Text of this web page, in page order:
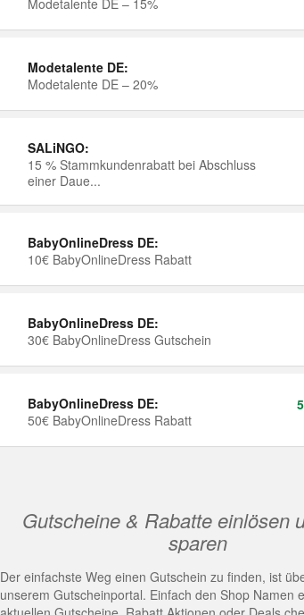
Modetalente DE – 15%
Modetalente DE:
Modetalente DE – 20%
SALiNGO:
15 % Stammkundenrabatt bei Abschluss
einer Daue...
BabyOnlineDress DE:
10€ BabyOnlineDress Rabatt
BabyOnlineDress DE:
30€ BabyOnlineDress Gutschein
BabyOnlineDress DE:
50€ BabyOnlineDress Rabatt
Gutscheine & Rabatte einlösen
sparen
Der einfachste Weg einen Gutschein zu finden, ist
unserem Gutscheinportal. Einfach den Shop Namen